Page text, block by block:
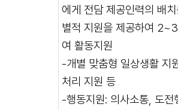
에게 전담 제공인력의 배
별적 지원을 제공하여
여 활동지원
-개별 맞춤형 일상생활 지
처리 지원 등
-행동지원: 의사소통, 도전